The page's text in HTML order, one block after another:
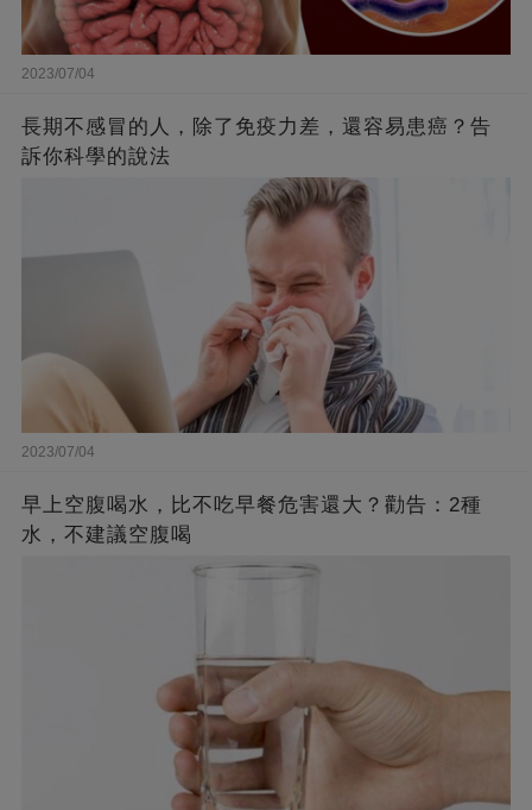
2023/07/04
長期不感冒的人，除了免疫力差，還容易患癌？告
訴你科學的說法
2023/07/04
早上空腹喝水，比不吃早餐危害還大？勸告：2種
水，不建議空腹喝